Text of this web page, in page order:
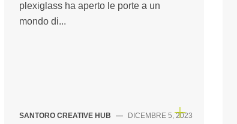
plexiglass ha aperto le porte a un
mondo di...
SANTORO CREATIVE HUB — DICEMBRE 5, 2023